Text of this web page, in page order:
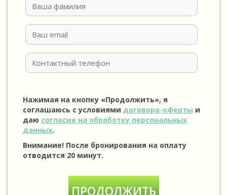
Нажимая на кнопку «Продолжить», я
соглашаюсь с условиями договора-оферты и
даю согласие на обработку персональных
данных.
Внимание! После бронирования на оплату
отводится 20 минут.